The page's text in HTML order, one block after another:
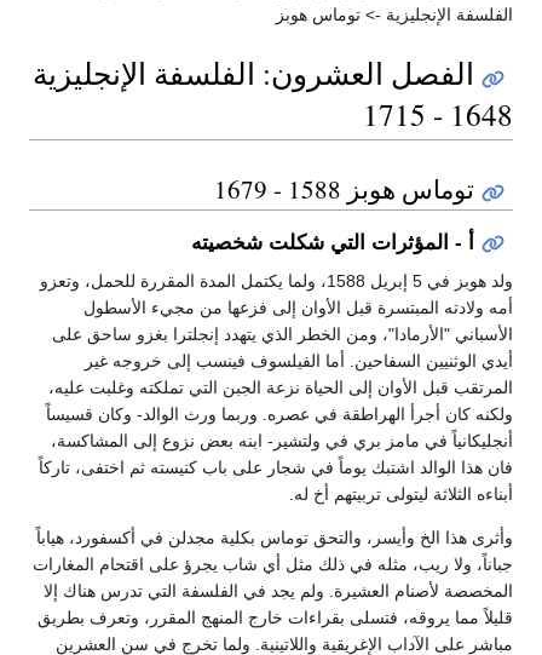
الفلسفة الإنجليزية -> توماس هوبز
الفصل العشرون: الفلسفة الإنجليزية
1648 - 1715
توماس هوبز 1588 - 1679
أ - المؤثرات التي شكلت شخصيته
ولد هوبز في 5 إبريل 1588، ولما يكتمل المدة المقررة للحمل، وتعزو
أمه ولادته المبتسرة قبل الأوان إلى فزعها من مجيء الأسطول
الأسباني "الأرمادا"، ومن الخطر الذي يتهدد إنجلترا بغزو ساحق على
أيدي الوثنيين السفاحين. أما الفيلسوف فينسب إلى خروجه غير
المرتقب قبل الأوان إلى الحياة نزعة الجبن التي تملكته وغلبت عليه،
ولكنه كان أجرأ الهراطقة في عصره. وربما ورث الوالد- وكان قسيساً
أنجليكانياً في مامز بري في ولتشير- ابنه بعض نزوع إلى المشاكسة،
فان هذا الوالد اشتبك يوماً في شجار على باب كنيسته ثم اختفى، تاركاً
أبناءه الثلاثة ليتولى تربيتهم أخ له.
وأثرى هذا الخ وأيسر، والتحق توماس بكلية مجدلن في أكسفورد، هياباً
جباناً، ولا ريب، مثله في ذلك مثل أي شاب يجرؤ على اقتحام المغارات
المخصصة لأصنام العشيرة. ولم يجد في الفلسفة التي تدرس هناك إلا
قليلاً مما يروقه، فتسلى بقراءات خارج المنهج المقرر، وتعرف بطريق
مباشر على الآداب الإغريقية واللاتينية. ولما تخرج في سن العشرين